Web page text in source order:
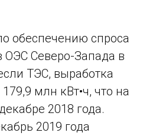
обеспечению спроса
ОЭС Северо-Запада в
ТЭС, выработка
млн кВт•ч, что на
2018 года.
2019 года